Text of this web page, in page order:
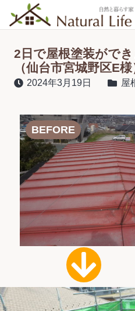
2日で屋根塗装がで
（仙台市宮城野区E様
2024年3月19日 屋
BEFORE